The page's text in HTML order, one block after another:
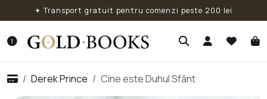
✦ Transport gratuit pentru comenzi peste 200 lei
Derek Prince Cine este Duhul Sfânt